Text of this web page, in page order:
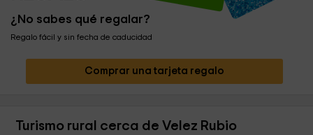
¿No sabes qué regalar?
Regalo fácil y sin fecha de caducidad
Comprar una tarjeta regalo
Turismo rural cerca de Velez Rubio